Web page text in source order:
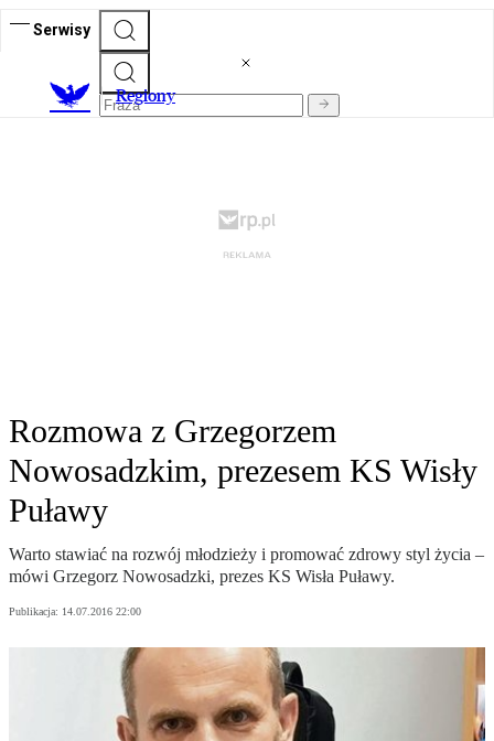
Serwisy
Regiony
Rozmowa z Grzegorzem
Nowosadzkim, prezesem KS Wisły
Puławy
Warto stawiać na rozwój młodzieży i promować zdrowy styl życia –
mówi Grzegorz Nowosadzki, prezes KS Wisła Puławy.
Publikacja: 14.07.2016 22:00